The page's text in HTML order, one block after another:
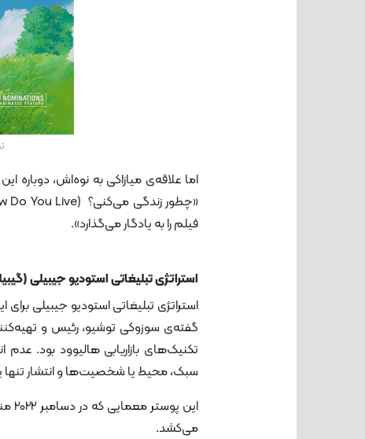
اما علاقه‌ی میازاکی به نوه‌اش، دوباره
فیلم را به یادگار می‌گذارد».
استراتژی تبلیغاتی استودیو جیبیلی
استراتژی تبلیغاتی استودیو جیبیلی
گفته‌ی سوزوکی توشیو، رئیس و
تکنیک‌های بازاریابی هالیوود بود. عدم
سبک، محیط یا شخصیت‌ها و انتشار تنها
می‌کشد.